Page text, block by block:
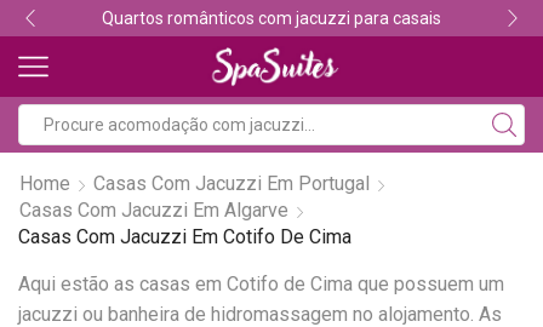
Quartos românticos com jacuzzi para casais
Home
Casas Com Jacuzzi Em Portugal
Casas Com Jacuzzi Em Algarve
Casas Com Jacuzzi Em Cotifo De Cima
Aqui estão as casas em Cotifo de Cima que possuem um
jacuzzi ou banheira de hidromassagem no alojamento. As